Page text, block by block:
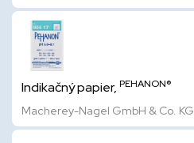
Indikačný papier, PEHANON®
Macherey-Nagel GmbH & Co. KG